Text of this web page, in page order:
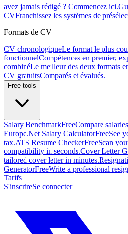
avez jamais rédigé ? Commencez ici.
CVFranchissez les systèmes de
Formats de CV
CV chronologiqueLe format le plus
fonctionnelCompétences en premier,
combinéLe meilleur des deux formats
CV gratuitsComparés et évalués.
Free tools
Salary BenchmarkFreeCompare
Europe.Net Salary CalculatorFreeSee
tax.ATS Resume CheckerFreeScan
compatibility in seconds.Cover Letter
tailored cover letter in minutes.
GeneratorFreeWrite a professional
Tarifs
S'inscrireSe connecter